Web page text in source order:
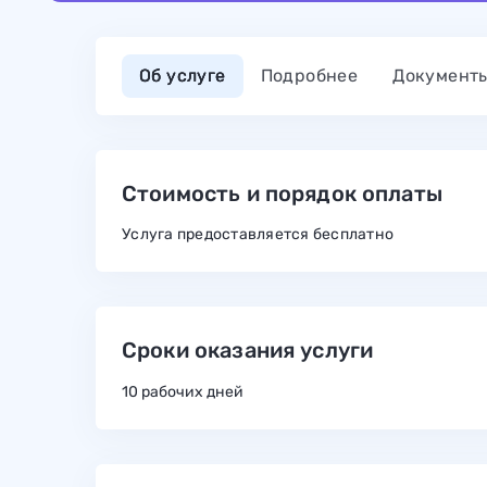
Об услуге Подробнее
Стоимость и порядок оплаты
Услуга предоставляется бесплатно
Сроки оказания услуги
10 рабочих дней